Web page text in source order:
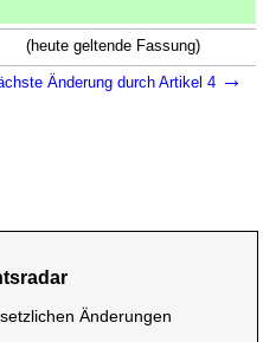
(heute geltende Fassung)
Änderung durch Artikel 4 →
Änderungen